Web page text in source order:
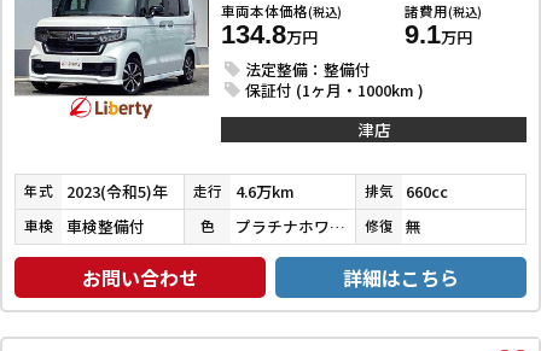
車両本体価格(税込)
134.8万円
諸費用(税込)
9.1万円
法定整備：整備付
保証付 (1ヶ月・1000km )
津店
年式 2023(令和5)年 走行 4.6万km 排気 660cc
車検 車検整備付 色 プラチナホワイトパール／ブラック 修復 無
お問い合わせ 詳細はこちら